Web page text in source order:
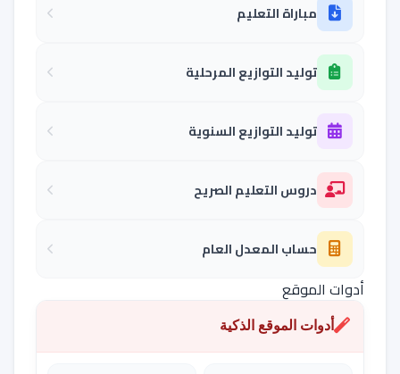
مباراة التعليم
توليد التوازيع المرحلية
توليد التوازيع السنوية
دروس التعليم الصريح
حساب المعدل العام
أدوات الموقع
أدوات الموقع الذكية